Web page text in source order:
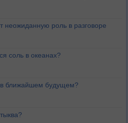
неожиданную роль в разговоре
соль в океанах?
в ближайшем будущем?